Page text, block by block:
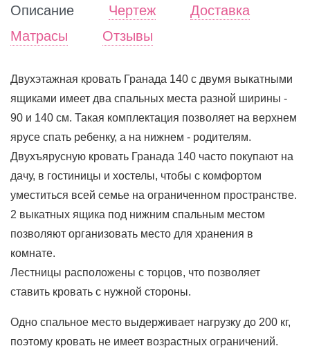
Описание Чертеж
Доставка
Матрасы
Отзывы
Двухэтажная кровать Гранада 140 с двумя выкатными
ящиками имеет два спальных места разной ширины -
90 и 140 см. Такая комплектация позволяет на верхнем
ярусе спать ребенку, а на нижнем - родителям.
Двухъярусную кровать Гранада 140 часто покупают на
дачу, в гостиницы и хостелы, чтобы с комфортом
уместиться всей семье на ограниченном пространстве.
2 выкатных ящика под нижним спальным местом
позволяют организовать место для хранения в
комнате.
Лестницы расположены с торцов, что позволяет
ставить кровать с нужной стороны.
Одно спальное место выдерживает нагрузку до 200 кг,
поэтому кровать не имеет возрастных ограничений.